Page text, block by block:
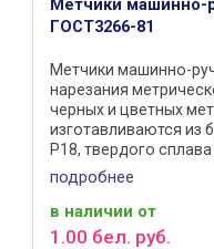
Метчики машинно-
ГОСТ3266-81
Метчики машинно-
нарезания
черных и цветных
изготавливаются из
Р18, твердого
сталей ХВГ, 9ХС.
подробнее
в наличии от
1 .00 бел. руб.